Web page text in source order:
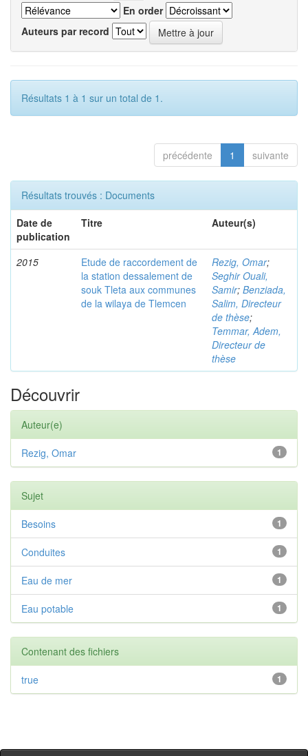
En order
Auteurs par record
Résultats 1 à 1 sur un total de 1.
précédente 1 suivante
Résultats trouvés : Documents
Date de
publication
Titre Auteur(s)
2015
Etude de raccordement de
la station dessalement de
souk Tleta aux communes
de la wilaya de Tlemcen
Rezig, Omar;
Seghir Ouali,
Samir; Benziada,
Salim, Directeur
de thèse;
Temmar, Adem,
Directeur de
thèse
Découvrir
Auteur(e)
1
Rezig, Omar
Sujet
1
Besoins
1
Conduites
1
Eau de mer
1
Eau potable
Contenant des fichiers
1
true